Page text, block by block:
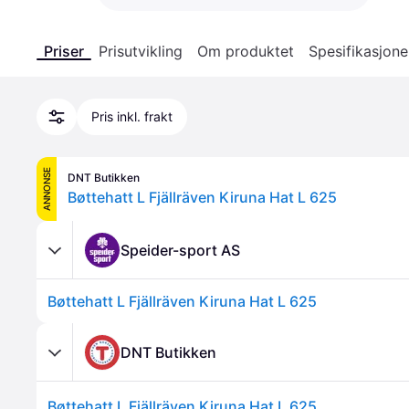
Priser Prisutvikling Om produktet
Pris inkl. frakt
ANNONSE DNT Butikken
Bøttehatt L Fjällräven Kiruna Hat L 625
Speider-sport AS
Bøttehatt L Fjällräven Kiruna Hat L 625
DNT Butikken